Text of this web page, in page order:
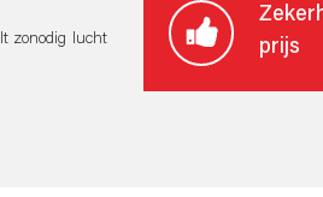
zonodig lucht
prijs